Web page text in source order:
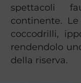
spettacoli
continente.
coccodrilli,
rendendolo
della riserva.